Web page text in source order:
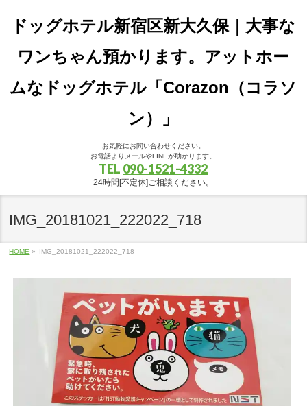
ドッグホテル新宿区新大久保｜大事な
ワンちゃん預かります。アットホー
ムなドッグホテル「Corazon（コラソ
ン）」
お気軽にお問い合わせください。
お電話よりメールやLINEが助かります。
TEL 090-1521-4332
24時間[不定休]ご相談ください。
IMG_20181021_222022_718
HOME » IMG_20181021_222022_718